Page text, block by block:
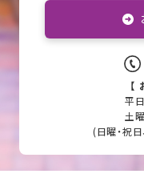
【
平
土
(日曜・祝